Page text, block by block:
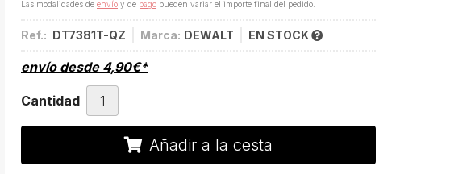
Las modalidades de envío y de pago pueden variar el importe final del pedido.
Ref.: DT7381T-QZ Marca: DEWALT EN STOCK
envío desde 4,90€*
Cantidad
Añadir a la cesta